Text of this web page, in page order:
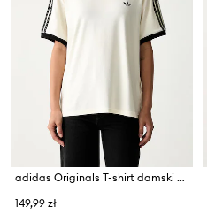
adidas Originals T-shirt damski bawełniany z elastanem
149,99 zł